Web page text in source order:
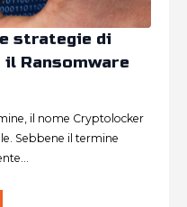
strategie di
Ransomware
il nome Cryptolocker
Sebbene il termine